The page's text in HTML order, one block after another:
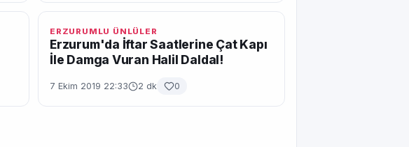
ERZURUMLU ÜNLÜLER
Erzurum'da İftar Saatlerine Çat Kapı
İle Damga Vuran Halil Daldal!
7 Ekim 2019 22:33 2 dk 0